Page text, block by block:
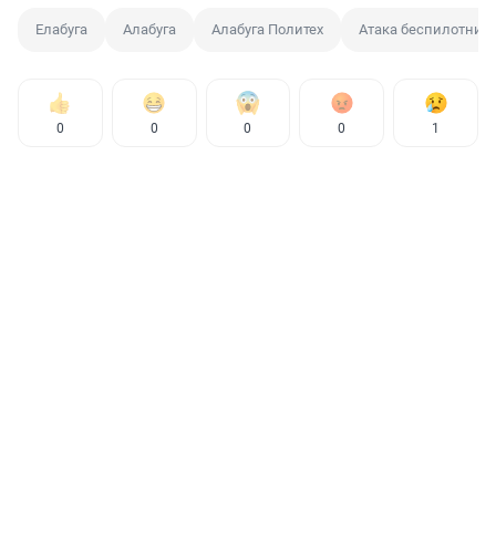
Елабуга Алабуга Алабуга Политех Атака
0 0 0 0 1